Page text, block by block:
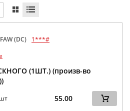
(DC)
1***#
(1ШТ.) (произв-во
55.00